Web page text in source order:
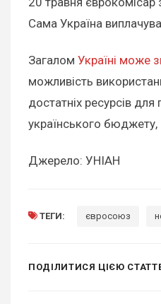
Сама Україна
Загалом Україні може
можливість
достатніх ресурсів
українського бюджету,
Джерело: УНІАН
ТЕГИ: євросоюз
ПОДІЛИТИСЯ ЦІЄЮ